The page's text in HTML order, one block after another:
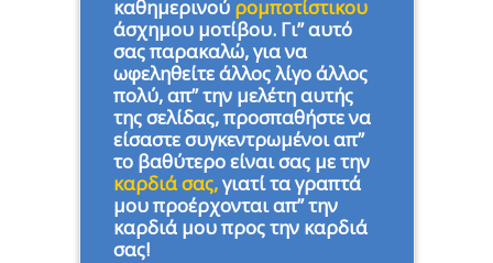
καθημερινού ρομποτίστικου
άσχημου μοτίβου. Γι” αυτό
σας παρακαλώ, για να
ωφεληθείτε άλλος λίγο άλλος
πολύ, απ” την μελέτη αυτής
της σελίδας, προσπαθήστε να
είσαστε συγκεντρωμένοι απ”
το βαθύτερο είναι σας με την
καρδιά σας,γιατί τα γραπτά
μου προέρχονται απ” την
καρδιά μου προς την καρδιά
σας!